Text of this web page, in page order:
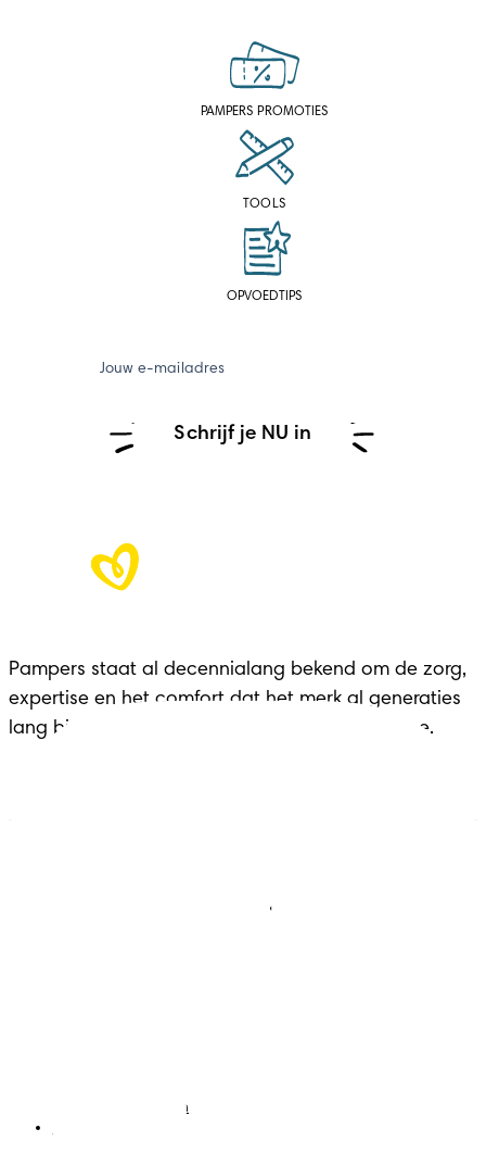
PAMPERS PROMOTIES
TOOLS
OPVOEDTIPS
Jouw e-mailadres
Schrijf je NU in
Pampers staat al decennialang bekend om de zorg,
expertise en het comfort dat het merk al generaties
lang biedt aan gezinnen in elke belangrijke fase.
Land/regio wijzigen